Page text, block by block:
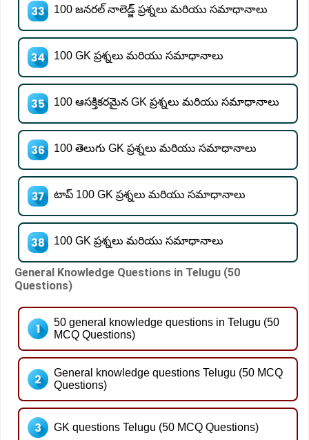
100 జనరల్ నాలెడ్జ్ ప్రశ్నలు మరియు సమాధానాలు
100 GK ప్రశ్నలు మరియు సమాధానాలు
100 ఆసక్తికరమైన GK ప్రశ్నలు మరియు సమాధానాలు
100 తెలుగు GK ప్రశ్నలు మరియు సమాధానాలు
టాప్ 100 GK ప్రశ్నలు మరియు సమాధానాలు
100 GK ప్రశ్నలు మరియు సమాధానాలు
General Knowledge Questions in Telugu (50
Questions)
50 general knowledge questions in Telugu (50
MCQ Questions)
General knowledge questions Telugu (50 MCQ
Questions)
GK questions Telugu (50 MCQ Questions)